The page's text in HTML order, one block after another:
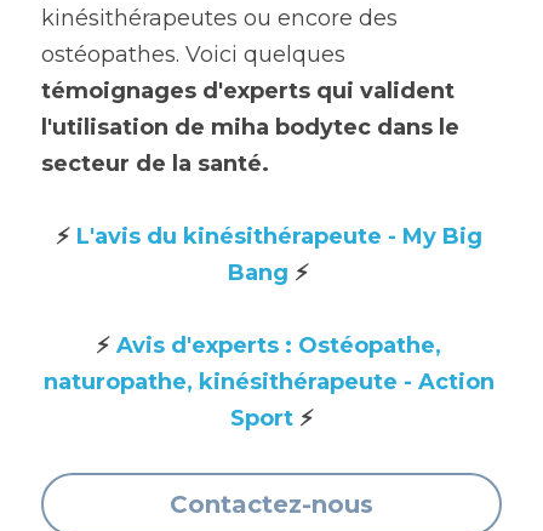
kinésithérapeutes ou encore des
témoignages d'experts qui valident
l'utilisation de miha bodytec dans le
secteur de la santé.
⚡ L'avis du kinésithérapeute - My Big
Bang ⚡
⚡ Avis d'experts : Ostéopathe,
naturopathe, kinésithérapeute - Action
Sport ⚡
Contactez-nous